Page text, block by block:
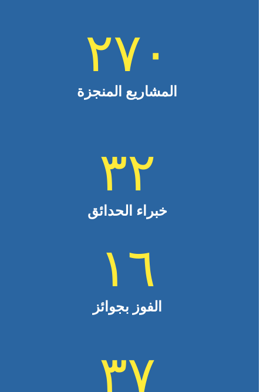
٢٧٠
المشاريع المنجزة
٣٢
خبراء الحدائق
١٦
الفوز بجوائز
٣٧